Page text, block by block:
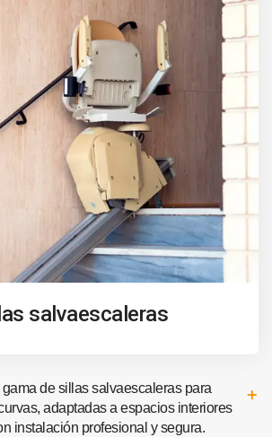
salvaescaleras
de sillas salvaescaleras para
adaptadas a espacios interiores
instalación profesional y segura.